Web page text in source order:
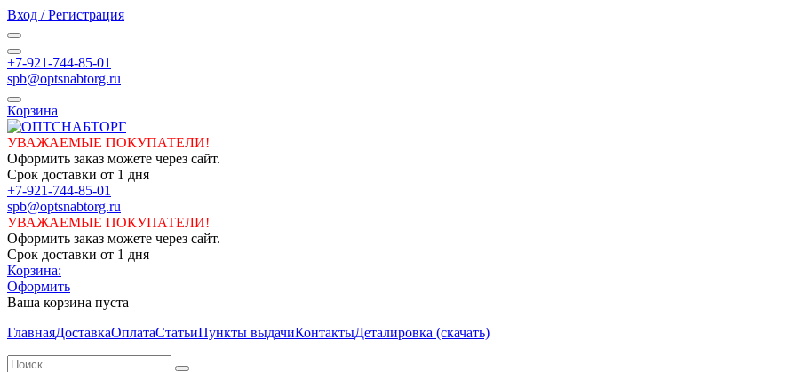
Вход / Регистрация
+7-921-744-85-01
spb@optsnabtorg.ru
Корзина
УВАЖАЕМЫЕ ПОКУПАТЕЛИ!
Оформить заказ можете через сайт.
Срок доставки от 1 дня
+7-921-744-85-01
spb@optsnabtorg.ru
УВАЖАЕМЫЕ ПОКУПАТЕЛИ!
Оформить заказ можете через сайт.
Срок доставки от 1 дня
Корзина:
Оформить
Ваша корзина пуста
ГлавнаяДоставкаОплатаСтатьиПункты выдачиКонтактыДеталировка (скачать)